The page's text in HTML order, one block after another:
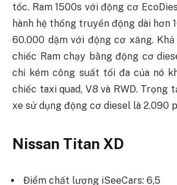
tốc. Ram 1500s với động cơ
hành hệ thống truyền động dài hơn
60.000 dặm với động cơ xăng.
chiếc Ram chạy bằng động cơ
chỉ kém công suất tối đa của nó
chiếc taxi quad, V8 và RWD. Trọng
xe sử dụng động cơ diesel là 2.090
Nissan Titan XD
Điểm chất lượng iSeeCars: 6,5